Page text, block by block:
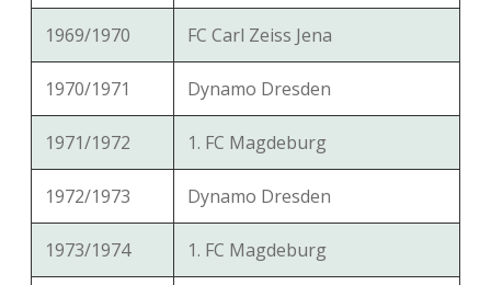
1969/1970 FC Carl Zeiss Jena
1970/1971 Dynamo Dresden
1971/1972 1. FC Magdeburg
1972/1973 Dynamo Dresden
1973/1974 1. FC Magdeburg